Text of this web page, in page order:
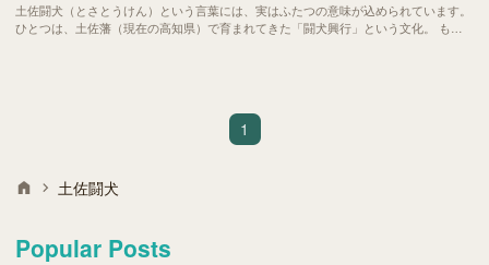
土佐闘犬（とさとうけん）という言葉には、実はふたつの意味が込められています。
ひとつは、土佐藩（現在の高知県）で育まれてきた「闘犬興行」という文化。 もう
1
土佐闘犬
Popular Posts